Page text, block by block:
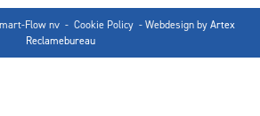
Flow nv - Cookie Policy - Webdesign byArtex
Reclamebureau